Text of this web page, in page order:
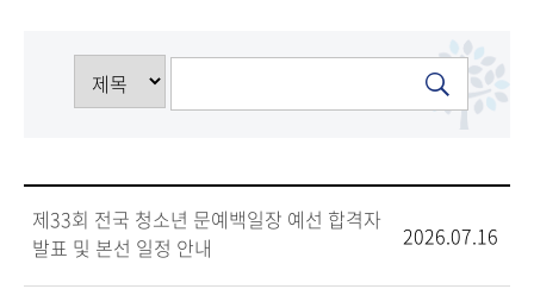
제33회 전국 청소년 문예백일장 예선 합격자
발표 및 본선 일정 안내
2026.07.16